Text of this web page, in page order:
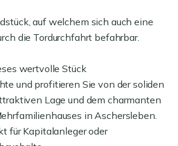
auf welchem sich auch eine
die Tordurchfahrt befahrbar.
wertvolle Stück
und profitieren Sie von der soliden
Lage und dem charmanten
in Aschersleben.
für Kapitalanleger oder